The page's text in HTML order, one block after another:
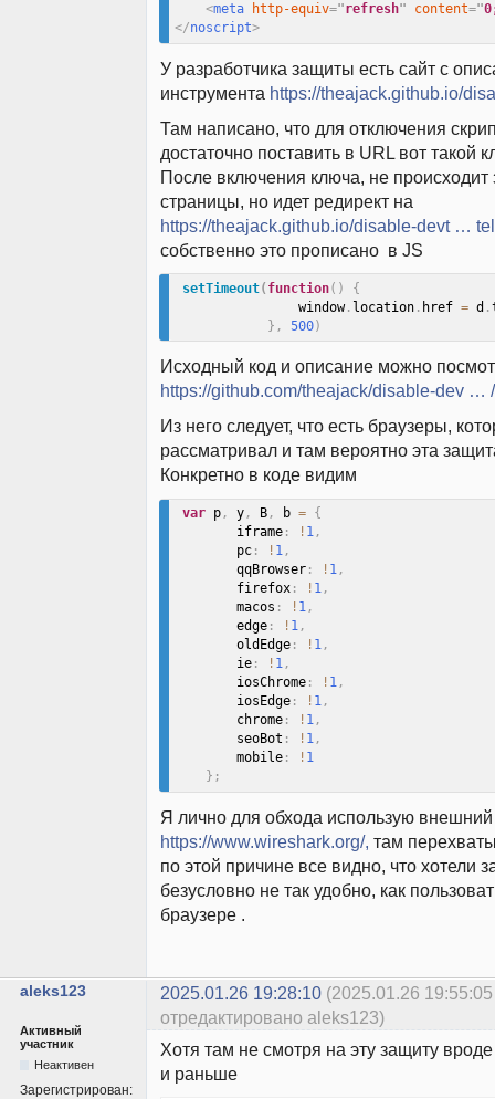
<meta http-equiv="refresh" content="
</noscript>
У разработчика защиты есть сайт с
инструмента https://theajack.github.io/
Там написано, что для отключения
достаточно поставить в URL вот такой
После включения ключа, не происходит
страницы, но идет редирект на
https://theajack.github.io/disable-devt …
собственно это прописано в JS
setTimeout( function( )
{
                window
. location. href = d .
} , 500)
Исходный код и описание можно
https://github.com/theajack/disable-dev …
Из него следует, что есть браузеры,
рассматривал и там вероятно эта
Конкретно в коде видим
var p, y, B, b = {
        iframe
: ! 1,
        pc
: ! 1,
        qqBrowser
: ! 1,
        firefox
: ! 1,
        macos
: ! 1,
        edge
: ! 1,
        oldEdge
: ! 1,
        ie
: ! 1,
        iosChrome
: ! 1,
        iosEdge
: ! 1,
        chrome
: ! 1,
        seoBot
: ! 1,
        mobile
: ! 1
} ;
Я лично для обхода использую
https://www.wireshark.org/, там
по этой причине все видно, что хотели
безусловно не так удобно, как
браузере .
aleks123 2025.01.26 19:28:10 (2025.01.26 19:55:05
отредактировано aleks123)
Активный
участник
Неактивен
Зарегистрирован:
Хотя там не смотря на эту защиту вроде
и раньше